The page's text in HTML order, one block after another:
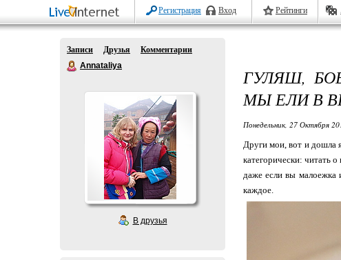
Регистрация Вход Рейтинги
Записи Друзья
Комментарии
Annataliya
В друзья
ГУЛЯШ,
МЫ ЕЛИ В
Понедельник, 27 Октября
Други мои, вот и дошла я
категорически: читать
даже если вы малоежка
каждое.